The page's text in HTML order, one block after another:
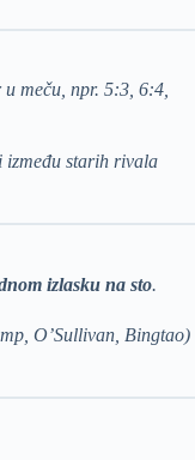
meču, npr. 5:3, 6:4,
između starih rivala
izlasku na sto.
O’Sullivan, Bingtao)